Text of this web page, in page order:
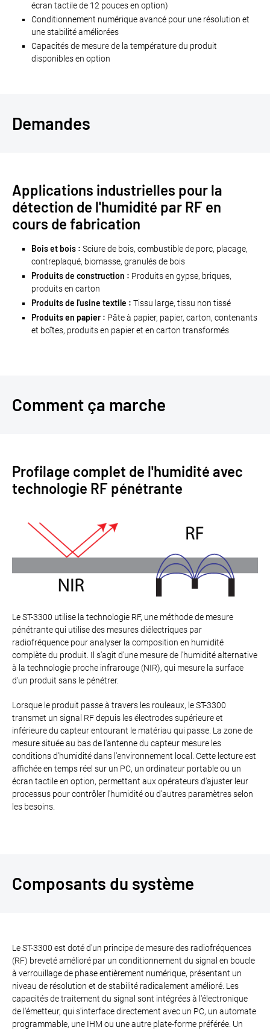
écran tactile de 12 pouces en option)
Conditionnement numérique avancé pour une résolution et
une stabilité améliorées
Capacités de mesure de la température du produit
disponibles en option
Demandes
Applications industrielles pour la
détection de l'humidité par RF en
cours de fabrication
Bois et bois : Sciure de bois, combustible de porc, placage,
contreplaqué, biomasse, granulés de bois
Produits de construction : Produits en gypse, briques,
produits en carton
Produits de l'usine textile : Tissu large, tissu non tissé
Produits en papier : Pâte à papier, papier, carton, contenants
et boîtes, produits en papier et en carton transformés
Comment ça marche
Profilage complet de l'humidité avec
technologie RF pénétrante
Le ST-3300 utilise la technologie RF, une méthode de mesure
pénétrante qui utilise des mesures diélectriques par
radiofréquence pour analyser la composition en humidité
complète du produit. Il s'agit d'une mesure de l'humidité alternative
à la technologie proche infrarouge (NIR), qui mesure la surface
d'un produit sans le pénétrer.
Lorsque le produit passe à travers les rouleaux, le ST-3300
transmet un signal RF depuis les électrodes supérieure et
inférieure du capteur entourant le matériau qui passe. La zone de
mesure située au bas de l'antenne du capteur mesure les
conditions d'humidité dans l'environnement local. Cette lecture est
affichée en temps réel sur un PC, un ordinateur portable ou un
écran tactile en option, permettant aux opérateurs d'ajuster leur
processus pour contrôler l'humidité ou d'autres paramètres selon
les besoins.
Composants du système
Le ST-3300 est doté d'un principe de mesure des radiofréquences
(RF) breveté amélioré par un conditionnement du signal en boucle
à verrouillage de phase entièrement numérique, présentant un
niveau de résolution et de stabilité radicalement amélioré. Les
capacités de traitement du signal sont intégrées à l'électronique
de l'émetteur, qui s'interface directement avec un PC, un automate
programmable, une IHM ou une autre plate-forme préférée. Un